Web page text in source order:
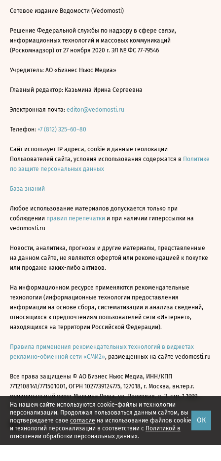
На нашем сайте используются cookie-файлы и технологии
персонализации. Продолжая пользоваться данным сайтом, вы
подтверждаете свое согласие на использование файлов cookie
и технологий персонализации в соответствии с Политикой в
отношении обработки персональных данных.
ОК
Сетевое издание Ведомости (Vedomosti)
Решение Федеральной службы по надзору в сфере связи,
информационных технологий и массовых коммуникаций
(Роскомнадзор) от 27 ноября 2020 г. ЭЛ № ФС 77-79546
Учредитель: АО «Бизнес Ньюс Медиа»
Главный редактор: Казьмина Ирина Сергеевна
Электронная почта: editor@vedomosti.ru
Телефон: +7 (812) 325–60–80
Сайт использует IP адреса, cookie и данные геолокации
Пользователей сайта, условия использования содержатся в Политике
по защите персональных данных
База знаний
Любое использование материалов допускается только при
соблюдении правил перепечатки и при наличии гиперссылки на
vedomosti.ru
Новости, аналитика, прогнозы и другие материалы, представленные
на данном сайте, не являются офертой или рекомендацией к покупке
или продаже каких-либо активов.
На информационном ресурсе применяются рекомендательные
технологии (информационные технологии предоставления
информации на основе сбора, систематизации и анализа сведений,
относящихся к предпочтениям пользователей сети «Интернет»,
находящихся на территории Российской Федерации).
Правила применения рекомендательных технологий в виджетах
рекламно-обменной сети «СМИ2», размещенных на сайте vedomosti.ru
Все права защищены © АО Бизнес Ньюс Медиа, ИНН/КПП
7712108141/771501001, ОГРН 1027739124775, 127018, г. Москва, вн.тер.г.
муниципальный округ Марьина Роща, ул. Полковая, д. 3, стр. 1 1999—
2026